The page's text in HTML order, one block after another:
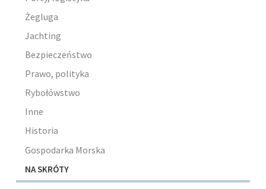
Żegluga
Jachting
Bezpieczeństwo
Prawo, polityka
Rybołówstwo
Inne
Historia
Gospodarka Morska
NA SKRÓTY